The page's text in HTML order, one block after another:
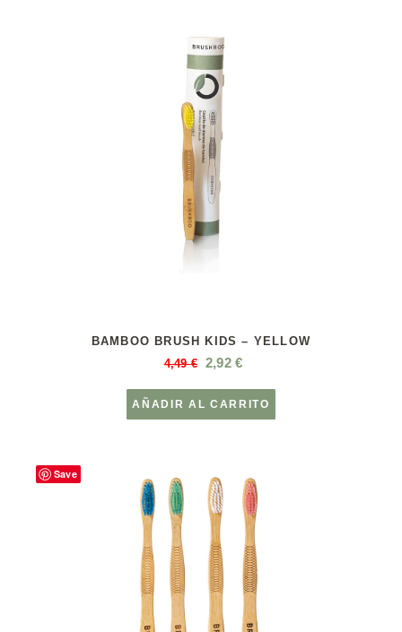
BAMBOO BRUSH KIDS – YELLOW
4,49€ 2,92€
AÑADIR AL CARRITO
Save